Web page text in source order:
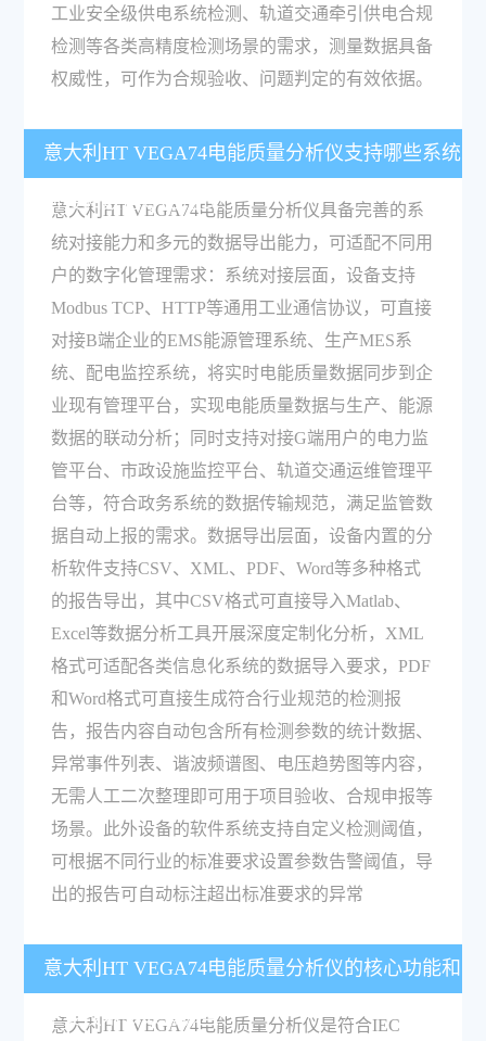
工业安全级供电系统检测、轨道交通牵引供电合规
检测等各类高精度检测场景的需求，测量数据具备
权威性，可作为合规验收、问题判定的有效依据。
意大利HT VEGA74电能质量分析仪支持哪些系统
对接和数据导出格式？
意大利HT VEGA74电能质量分析仪具备完善的系
统对接能力和多元的数据导出能力，可适配不同用
户的数字化管理需求：系统对接层面，设备支持
Modbus TCP、HTTP等通用工业通信协议，可直接
对接B端企业的EMS能源管理系统、生产MES系
统、配电监控系统，将实时电能质量数据同步到企
业现有管理平台，实现电能质量数据与生产、能源
数据的联动分析；同时支持对接G端用户的电力监
管平台、市政设施监控平台、轨道交通运维管理平
台等，符合政务系统的数据传输规范，满足监管数
据自动上报的需求。数据导出层面，设备内置的分
析软件支持CSV、XML、PDF、Word等多种格式
的报告导出，其中CSV格式可直接导入Matlab、
Excel等数据分析工具开展深度定制化分析，XML
格式可适配各类信息化系统的数据导入要求，PDF
和Word格式可直接生成符合行业规范的检测报
告，报告内容自动包含所有检测参数的统计数据、
异常事件列表、谐波频谱图、电压趋势图等内容，
无需人工二次整理即可用于项目验收、合规申报等
场景。此外设备的软件系统支持自定义检测阈值，
可根据不同行业的标准要求设置参数告警阈值，导
出的报告可自动标注超出标准要求的异常
意大利HT VEGA74电能质量分析仪的核心功能和
主要技术参数有哪些？
意大利HT VEGA74电能质量分析仪是符合IEC